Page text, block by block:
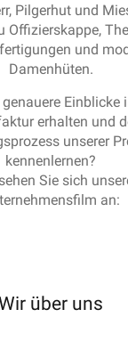
Pilgerhut und
Offizierskappe,
und
Damenhüten.
Einblicke
erhalten und
unserer
kennenlernen?
Sie sich
an:
über uns